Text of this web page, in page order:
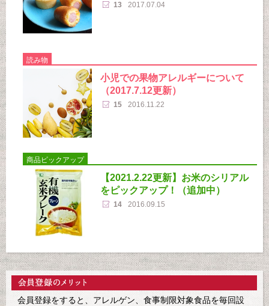
13 2017.07.04
読み物
小児での果物アレルギーについて
（2017.7.12更新）
15 2016.11.22
商品ピックアップ
【2021.2.22更新】お米のシリアル
をピックアップ！（追加中）
14 2016.09.15
会員登録をすると、アレルゲン、食事制限対象食品を毎回設